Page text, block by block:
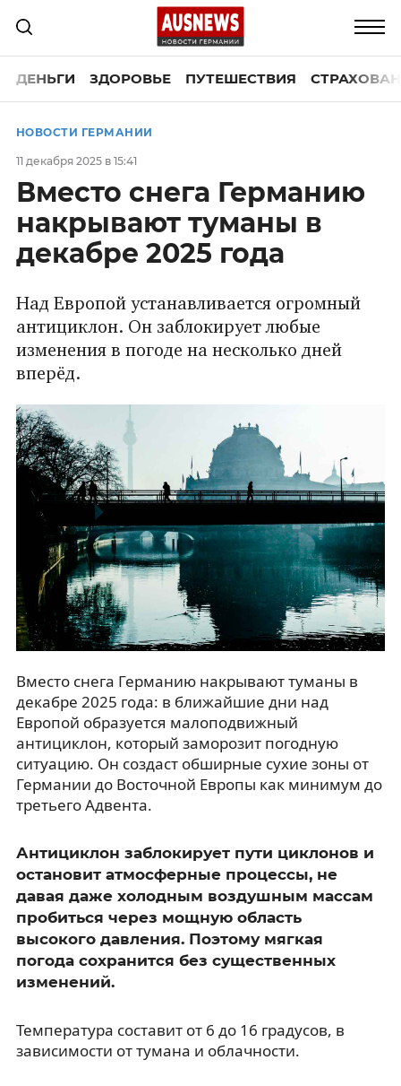
ДЕНЬГИ ЗДОРОВЬЕ ПУТЕШЕСТВИЯ
НОВОСТИ ГЕРМАНИИ
11 декабря 2025 в 15:41
Вместо снега Германию
накрывают туманы в
декабре 2025 года
Над Европой устанавливается огромный
антициклон. Он заблокирует любые
изменения в погоде на несколько дней
вперёд.
Вместо снега Германию накрывают туманы в
декабре 2025 года: в ближайшие дни над
Европой образуется малоподвижный
антициклон, который заморозит погодную
ситуацию. Он создаст обширные сухие зоны от
Германии до Восточной Европы как минимум до
третьего Адвента.
Антициклон заблокирует пути циклонов и
остановит атмосферные процессы, не
давая даже холодным воздушным массам
пробиться через мощную область
высокого давления. Поэтому мягкая
погода сохранится без существенных
изменений.
Температура составит от 6 до 16 градусов, в
зависимости от тумана и облачности.